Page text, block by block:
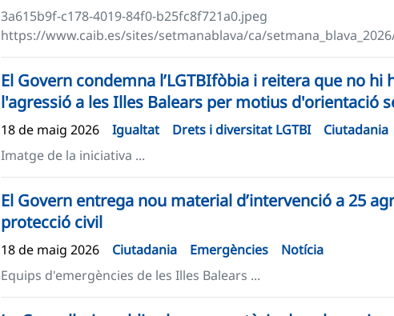
3a615b9f-c178-4019-84f0-b25fc8f721a0.jpeg
https://www.caib.es/sites/setmanablava/ca/
El Govern condemna l’LGTBIfòbia i reitera que no hi
l'agressió a les Illes Balears per motius d'orientació
18 de maig 2026 Igualtat Drets i diversitat LGTBI Ciutadania
Imatge de la iniciativa ...
El Govern entrega nou material d’intervenció a 25
protecció civil
18 de maig 2026 Ciutadania Emergències
Notícia
Equips d'emergències de les Illes Balears ...